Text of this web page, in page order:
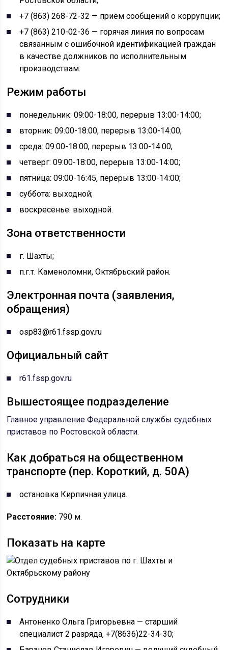
+7 (863) 268-72-32 — приём сообщений о коррупции;
+7 (863) 210-02-36 — горячая линия по вопросам
связанным с ошибочной идентификацией граждан
в качестве должников по исполнительным
производствам.
Режим работы
понедельник: 09:00-18:00, перерыв 13:00-14:00;
вторник: 09:00-18:00, перерыв 13:00-14:00;
среда: 09:00-18:00, перерыв 13:00-14:00;
четверг: 09:00-18:00, перерыв 13:00-14:00;
пятница: 09:00-16:45, перерыв 13:00-14:00;
суббота: выходной;
воскресенье: выходной.
Зона ответственности
г. Шахты;
п.г.т. Каменоломни, Октябрьский район.
Электронная почта (заявления,
обращения)
osp83@r61.fssp.gov.ru
Официальный сайт
r61.fssp.gov.ru
Вышестоящее подразделение
Главное управление Федеральной службы судебных
приставов по Ростовской области.
Как добраться на общественном
транспорте (пер. Короткий, д. 50А)
остановка Кирпичная улица.
Расстояние: 790 м.
Показать на карте
Сотрудники
Антоненко Ольга Григорьевна — старший
специалист 2 разряда, +7(8636)22-34-30;